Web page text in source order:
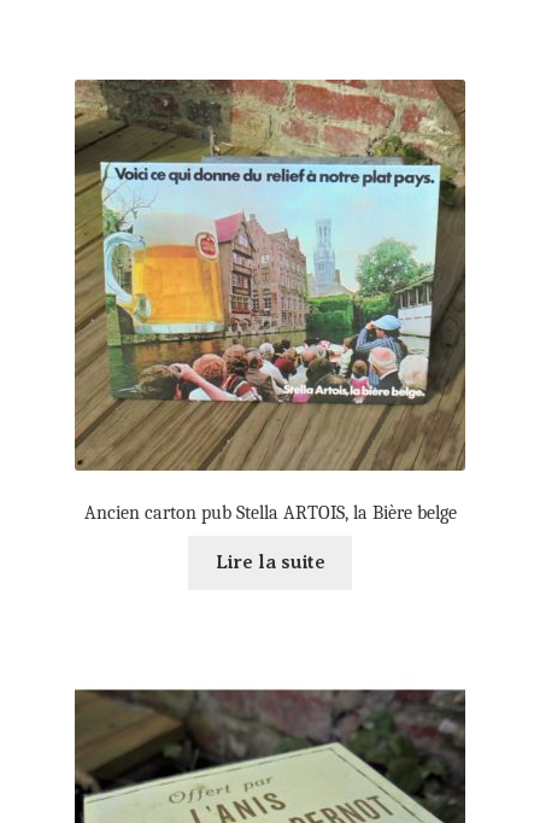
Ancien carton pub Stella ARTOIS, la Bière belge
Lire la suite